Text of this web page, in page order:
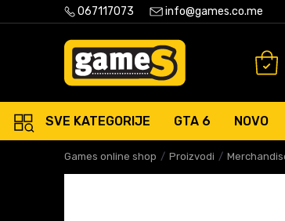
067117073 info@games.co.me
ISPORUKA PORUDŽBINA PREKO 50 EUR
SIGURNO
SVE KATEGORIJE GTA 6 NOVO
Games online shop Proizvodi